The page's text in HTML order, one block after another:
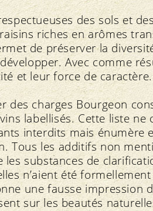
des sols et
riches en arômes
de préserver la
Avec comme
et leur force de caractère.
des charges Bourgeon
labellisés. Cette liste ne
interdits mais énumère
Tous les additifs non
les substances de
n’aient été
une fausse impression
sur les beautés